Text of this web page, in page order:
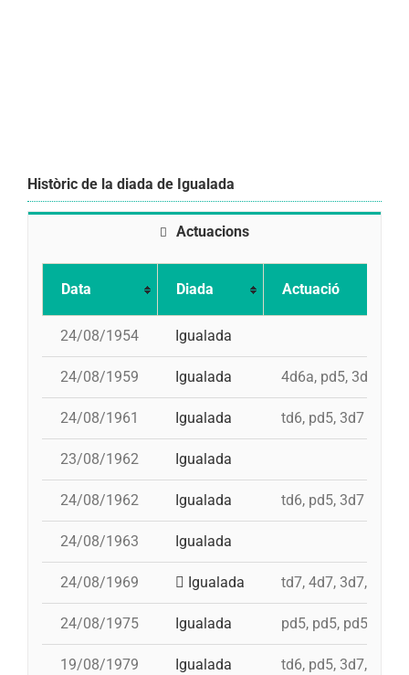
Històric de la diada de Igualada
Actuacions
Data Diada Actuació
24/08/1954 Igualada
24/08/1959 Igualada 4d6a, pd5, 3d7
24/08/1961 Igualada td6, pd5, 3d7
23/08/1962 Igualada
24/08/1962 Igualada td6, pd5, 3d7
24/08/1963 Igualada
24/08/1969 Igualada td7, 4d7, 3d7, pd5,
24/08/1975 Igualada pd5, pd5, pd5, 3d7,
19/08/1979 Igualada td6, pd5, 3d7, td7,